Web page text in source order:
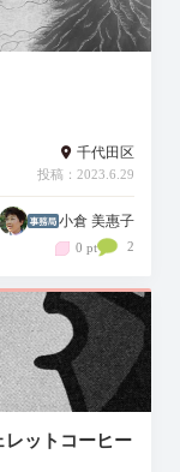
千代田区
投稿：2023.6.29
小倉 美惠子
0 pt 2
レットコーヒー